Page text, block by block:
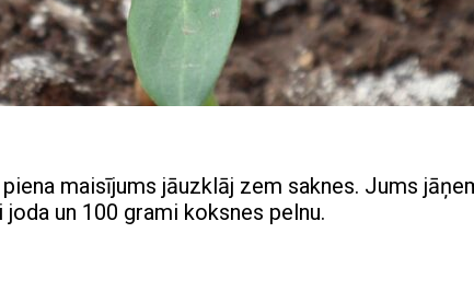
maisījums jāuzklāj zem saknes. Jums
un 100 grami koksnes pelnu.